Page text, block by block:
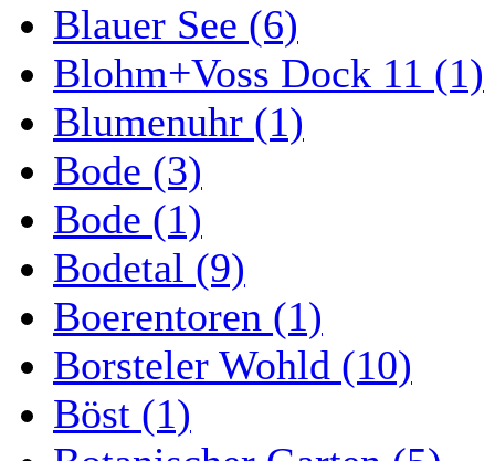
Blauer See (6)
Blohm+Voss Dock 11 (1)
Blumenuhr (1)
Bode (3)
Bode (1)
Bodetal (9)
Boerentoren (1)
Borsteler Wohld (10)
Böst (1)